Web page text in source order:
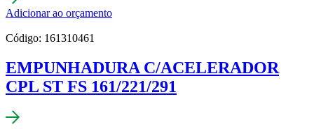
Adicionar ao orçamento
Código: 161310461
EMPUNHADURA C/ACELERADOR
CPL ST FS 161/221/291